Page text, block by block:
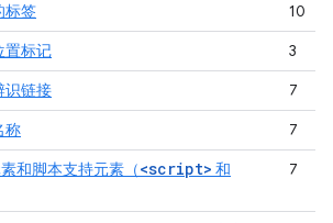
标签
10
置标记
3
识链接
7
称
7
和脚本支持元素（<script> 和 7